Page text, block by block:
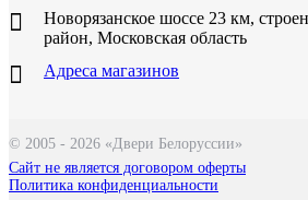
Новорязанское шоссе 23 км,
район, Московская область
Адреса магазинов
© 2005 - 2026 «Двери Белоруссии»
Сайт не является договором оферты
Политика конфиденциальности